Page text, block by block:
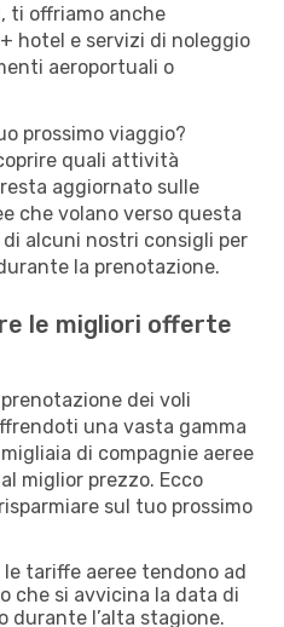
ti offriamo anche
hotel e servizi di noleggio
aeroportuali o
prossimo viaggio?
quali attività
aggiornato sulle
che volano verso questa
alcuni nostri consigli per
la prenotazione.
le migliori offerte
dei voli
una vasta gamma
di compagnie aeree
miglior prezzo. Ecco
sul tuo prossimo
le tariffe aeree tendono ad
che si avvicina la data di
l’alta stagione.